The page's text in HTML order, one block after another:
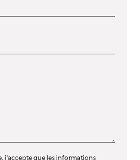
j'accepte que les informations